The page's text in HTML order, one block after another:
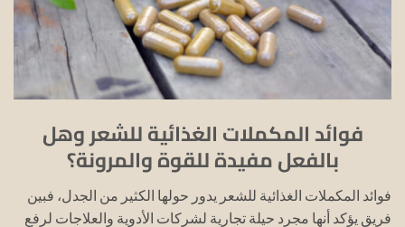
فوائد المكملات الغذائية للشعر وهل
بالفعل مفيدة للقوة والمرونة؟
فوائد المكملات الغذائية للشعر يدور حولها الكثير من الجدل، فبين
فريق يؤكد أنها مجرد حيلة تجارية لشركات الأدوية والعلاجات لرفع